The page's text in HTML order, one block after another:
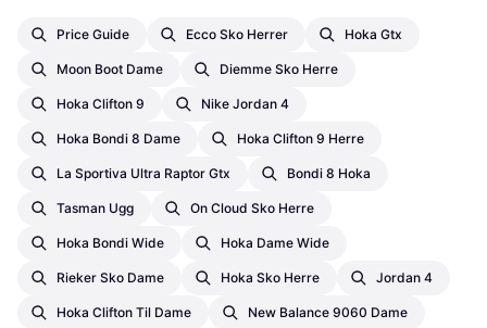
Price Guide Ecco Sko Herrer Hoka Gtx
Moon Boot Dame Diemme Sko Herre
Hoka Clifton 9 Nike Jordan 4
Hoka Bondi 8 Dame Hoka Clifton 9 Herre
La Sportiva Ultra Raptor Gtx Bondi 8 Hoka
Tasman Ugg On Cloud Sko Herre
Hoka Bondi Wide Hoka Dame Wide
Rieker Sko Dame Hoka Sko Herre Jordan 4
Hoka Clifton Til Dame New Balance 9060 Dame